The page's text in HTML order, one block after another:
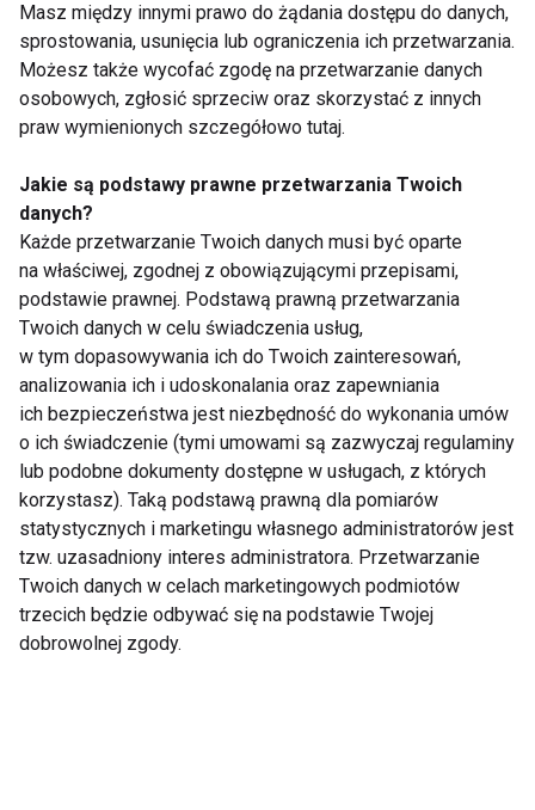
Olimpiada
Te 10 powodów
sprawia, że
tegoroczna olimpiada
w Paryżu jest
wyjątkowa
Jedz jak Olimpijczyk
7 ćwiczeń
inspirowanych
olimpiadą
Przemek Stańczyk -
pływak na medal
Masz między innymi prawo do żądania dostępu do danych,
sprostowania, usunięcia lub ograniczenia ich przetwarzania.
Możesz także wycofać zgodę na przetwarzanie danych
osobowych, zgłosić sprzeciw oraz skorzystać z innych
praw wymienionych szczegółowo tutaj.
Jakie są podstawy prawne przetwarzania Twoich
danych?
Każde przetwarzanie Twoich danych musi być oparte
na właściwej, zgodnej z obowiązującymi przepisami,
podstawie prawnej. Podstawą prawną przetwarzania
Twoich danych w celu świadczenia usług,
w tym dopasowywania ich do Twoich zainteresowań,
analizowania ich i udoskonalania oraz zapewniania
ich bezpieczeństwa jest niezbędność do wykonania umów
o ich świadczenie (tymi umowami są zazwyczaj regulaminy
lub podobne dokumenty dostępne w usługach, z których
korzystasz). Taką podstawą prawną dla pomiarów
statystycznych i marketingu własnego administratorów jest
tzw. uzasadniony interes administratora. Przetwarzanie
Twoich danych w celach marketingowych podmiotów
trzecich będzie odbywać się na podstawie Twojej
dobrowolnej zgody.